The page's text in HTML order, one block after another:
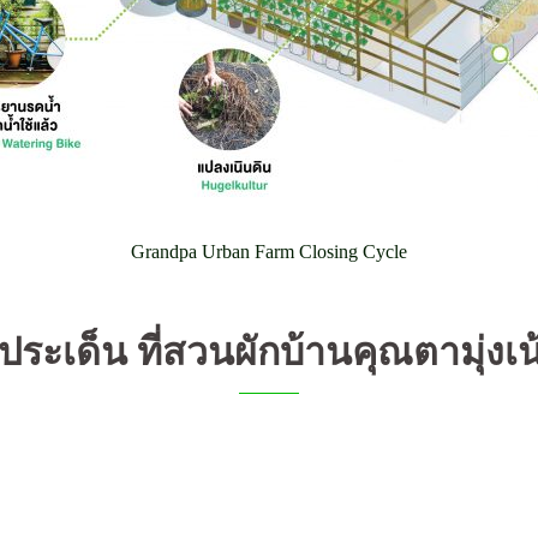
Grandpa Urban Farm Closing Cycle
ระเด็น ที่สวนผักบ้านคุณตามุ่งเ